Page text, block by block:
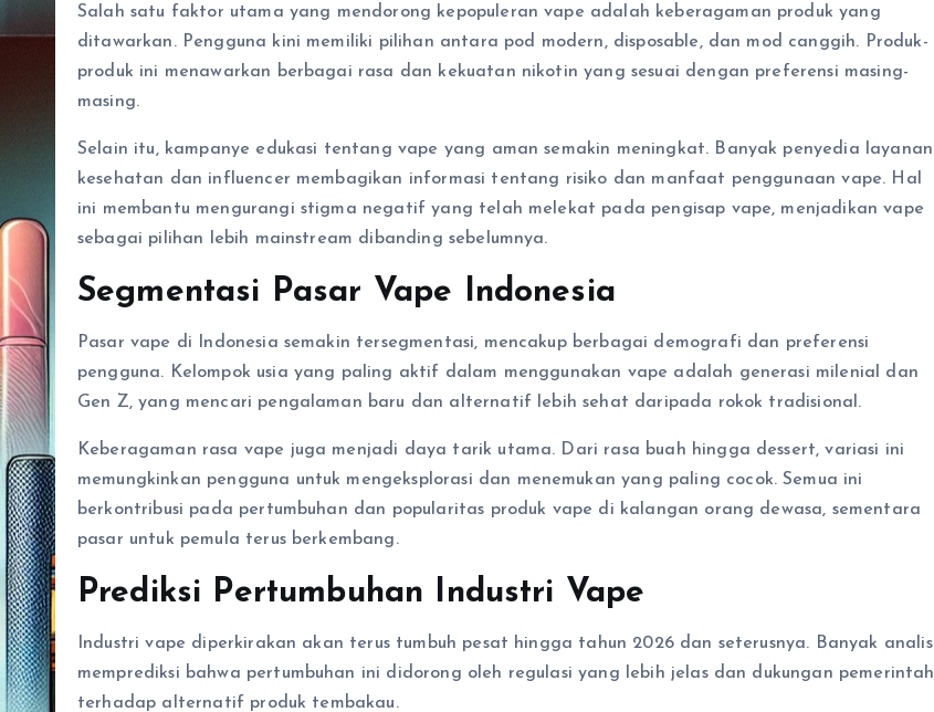
Salah satu faktor utama yang mendorong kepopuleran vape adalah keberagaman produk yang
ditawarkan. Pengguna kini memiliki pilihan antara pod modern, disposable, dan mod canggih. Produk-
produk ini menawarkan berbagai rasa dan kekuatan nikotin yang sesuai dengan preferensi masing-
masing.
Selain itu, kampanye edukasi tentang vape yang aman semakin meningkat. Banyak penyedia layanan
kesehatan dan influencer membagikan informasi tentang risiko dan manfaat penggunaan vape. Hal
ini membantu mengurangi stigma negatif yang telah melekat pada pengisap vape, menjadikan vape
sebagai pilihan lebih mainstream dibanding sebelumnya.
Segmentasi Pasar Vape Indonesia
Pasar vape di Indonesia semakin tersegmentasi, mencakup berbagai demografi dan preferensi
pengguna. Kelompok usia yang paling aktif dalam menggunakan vape adalah generasi milenial dan
Gen Z, yang mencari pengalaman baru dan alternatif lebih sehat daripada rokok tradisional.
Keberagaman rasa vape juga menjadi daya tarik utama. Dari rasa buah hingga dessert, variasi ini
memungkinkan pengguna untuk mengeksplorasi dan menemukan yang paling cocok. Semua ini
berkontribusi pada pertumbuhan dan popularitas produk vape di kalangan orang dewasa, sementara
pasar untuk pemula terus berkembang.
Prediksi Pertumbuhan Industri Vape
Industri vape diperkirakan akan terus tumbuh pesat hingga tahun 2026 dan seterusnya. Banyak analis
memprediksi bahwa pertumbuhan ini didorong oleh regulasi yang lebih jelas dan dukungan pemerintah
terhadap alternatif produk tembakau.